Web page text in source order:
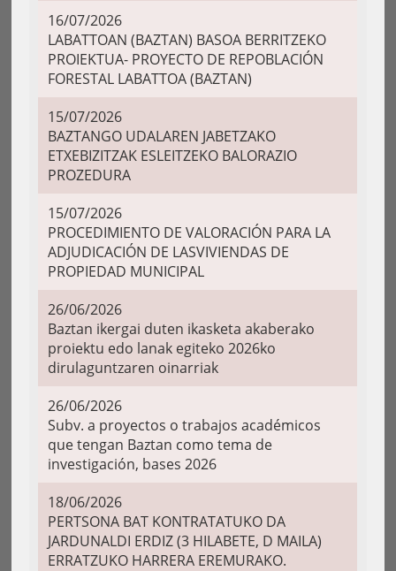
16/07/2026
LABATTOAN (BAZTAN) BASOA BERRITZEKO
PROIEKTUA- PROYECTO DE REPOBLACIÓN
FORESTAL LABATTOA (BAZTAN)
15/07/2026
BAZTANGO UDALAREN JABETZAKO
ETXEBIZITZAK ESLEITZEKO BALORAZIO
PROZEDURA
15/07/2026
PROCEDIMIENTO DE VALORACIÓN PARA LA
ADJUDICACIÓN DE LASVIVIENDAS DE
PROPIEDAD MUNICIPAL
26/06/2026
Baztan ikergai duten ikasketa akaberako
proiektu edo lanak egiteko 2026ko
dirulaguntzaren oinarriak
26/06/2026
Subv. a proyectos o trabajos académicos
que tengan Baztan como tema de
investigación, bases 2026
18/06/2026
PERTSONA BAT KONTRATATUKO DA
JARDUNALDI ERDIZ (3 HILABETE, D MAILA)
ERRATZUKO HARRERA EREMURAKO.